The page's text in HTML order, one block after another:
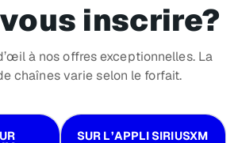
inscrire?
à nos offres exceptionnelles. La
chaînes varie selon le forfait.
SUR L’APPLI SIRIUSXM